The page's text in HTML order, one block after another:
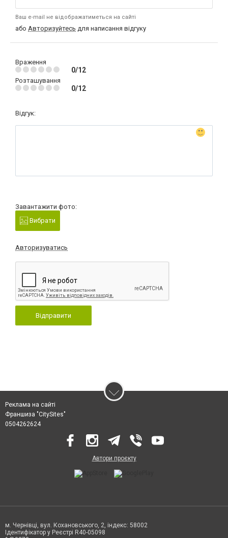
Ваш e-mail не відображатиметься на сайті
або Авторизуйтесь для написання відгуку
Враження
0/12
Розташування
0/12
Відгук:
Завантажити фото:
Вибрати
Авторизуватись
Відправити
Реклама на сайті
Франшиза "CitySites"
0504262624
Автори проєкту
м. Чернівці, вул. Кохановського, 2, індекс: 58002
Ідентифікатор у Реєстрі R40-05098